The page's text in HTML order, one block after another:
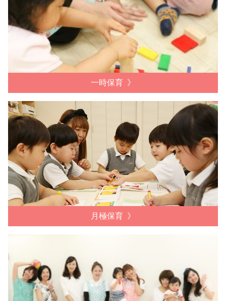
一時保育
月極保育